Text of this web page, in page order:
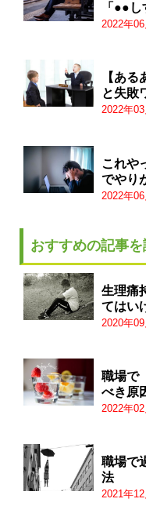
「●●
2022年06
【あ
と失敗
2022年03
これや
でやり
2022年06
おすすめの記事を
生理痛
てはい
2020年
職場で
べき原
2022年02
職場で
法
2021年12